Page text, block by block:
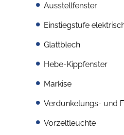
Ausstellfenster
Einstiegstufe
Glattblech
Hebe-Kippfenster
Markise
Verdunkelungs- und
Vorzeltleuchte